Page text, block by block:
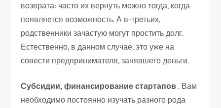
возврата: часто их вернуть можно тогда, когда
появляется возможность. А в-третьих,
родственники зачастую могут простить долг.
Естественно, в данном случае, это уже на
совести предпринимателя, занявшего деньги.
Субсидии, финансирование стартапов. Вам
необходимо постоянно изучать разного рода